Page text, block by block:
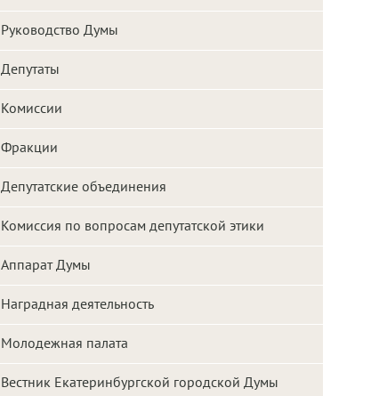
Руководство Думы
Депутаты
Комиссии
Фракции
Депутатские объединения
Комиссия по вопросам депутатской этики
Аппарат Думы
Наградная деятельность
Молодежная палата
Вестник Екатеринбургской городской Думы